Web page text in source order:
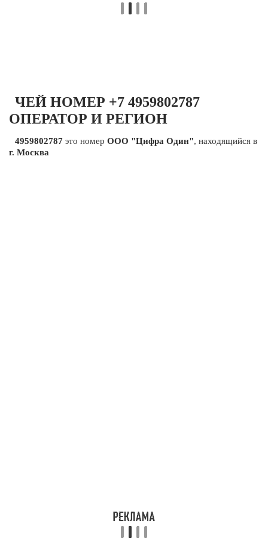
ЧЕЙ НОМЕР +7 4959802787
ОПЕРАТОР И РЕГИОН
4959802787 это номер ООО "Цифра Один", находящийся в
г. Москва